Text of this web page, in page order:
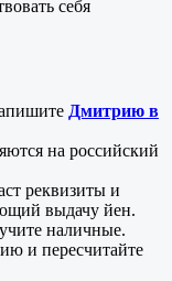
себя
Дмитрию в
на российский
реквизиты и
выдачу йен.
наличные.
и пересчитайте